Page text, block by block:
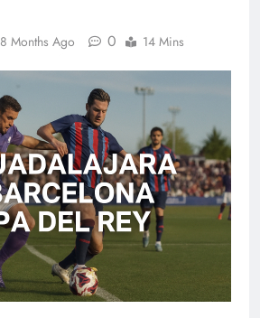
8 Months Ago 0 14 Mins